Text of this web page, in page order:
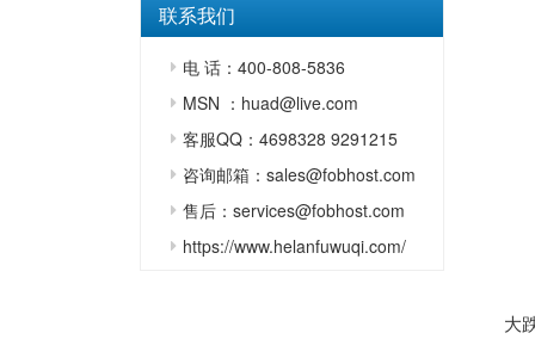
联系我们
电 话：400-808-5836
MSN ：huad@live.com
客服QQ：4698328 9291215
咨询邮箱：sales@fobhost.com
售后：services@fobhost.com
https://www.helanfuwuqi.com/
大